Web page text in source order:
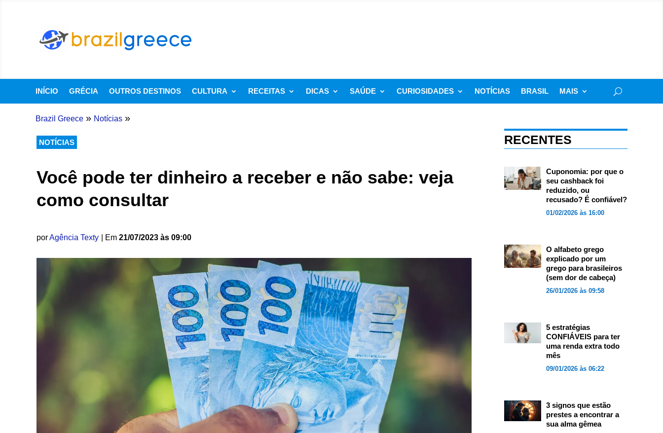
INÍCIO GRÉCIA OUTROS DESTINOS CULTURA RECEITAS DICAS SAÚDE CURIOSIDADES NOTÍCIAS BRASIL MAIS
Brazil Greece » Notícias »
NOTÍCIAS
Você pode ter dinheiro a receber e não sabe: veja
como consultar
porAgência Texty | Em 21/07/2023 às 09:00
RECENTES
Cuponomia: por que o
seu cashback foi
reduzido, ou
recusado? É confiável?
01/02/2026 às 16:00
O alfabeto grego
explicado por um
grego para brasileiros
(sem dor de cabeça)
26/01/2026 às 09:58
5 estratégias
CONFIÁVEIS para ter
uma renda extra todo
mês
09/01/2026 às 06:22
3 signos que estão
prestes a encontrar a
sua alma gêmea